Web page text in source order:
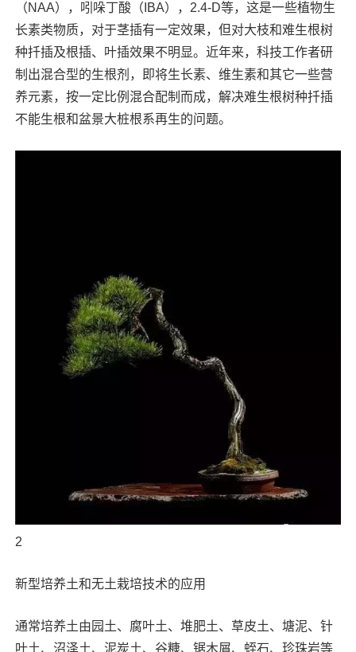
（NAA），吲哚丁酸（IBA），2.4-D等，这是一些植物生
长素类物质，对于茎插有一定效果，但对大枝和难生根树
种扦插及根插、叶插效果不明显。近年来，科技工作者研
制出混合型的生根剂，即将生长素、维生素和其它一些营
养元素，按一定比例混合配制而成，解决难生根树种扦插
不能生根和盆景大桩根系再生的问题。
2
新型培养土和无土栽培技术的应用
通常培养土由园土、腐叶土、堆肥土、草皮土、塘泥、针
叶土、沼泽土、泥炭土、谷糠、锯木屑、蛭石、珍珠岩等